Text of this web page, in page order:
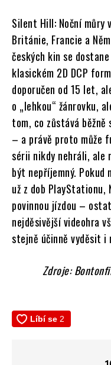
Silent Hill: Noční můry
Británie, Francie a
českých kin se
klasickém 2D DCP
doporučen od 15 let,
o „lehkou“ žánrovku,
tom, co zůstává běžně
– a právě proto může
sérii nikdy nehráli, ale
být nepříjemný.
už z dob PlayStationu,
povinnou jízdou –
nejděsivější videohra
stejně účinně vyděsit i
Zdroje: